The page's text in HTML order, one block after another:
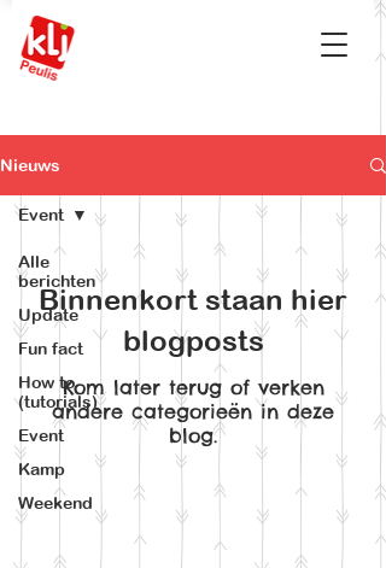
Nieuws
Alle
berichten
Update
Fun fact
How to
(tutorials)
Event
Kamp
Weekend
Event
Binnenkort staan hier
blogposts
Kom later terug of verken
andere categorieën in deze
blog.